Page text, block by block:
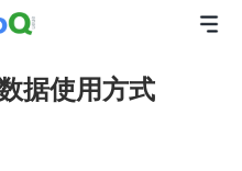
据使用方式